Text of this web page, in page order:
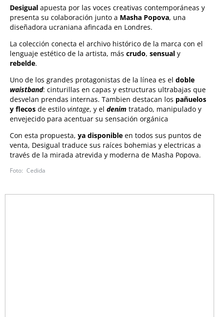
Desigual apuesta por las voces creativas contemporáneas y
presenta su colaboración junto a Masha Popova, una
diseñadora ucraniana afincada en Londres.
La colección conecta el archivo histórico de la marca con el
lenguaje estético de la artista, más crudo, sensual y
rebelde.
Uno de los grandes protagonistas de la línea es el doble
waistband: cinturillas en capas y estructuras ultrabajas que
desvelan prendas internas. Tambien destacan los pañuelos
y flecos de estilo vintage, y el denim tratado, manipulado y
envejecido para acentuar su sensación orgánica
Con esta propuesta, ya disponible en todos sus puntos de
venta, Desigual traduce sus raíces bohemias y electricas a
través de la mirada atrevida y moderna de Masha Popova.
Cedida